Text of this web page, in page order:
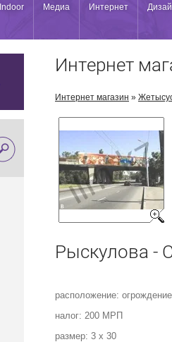
Indoor Медиа Интернет
Интернет
Интернет магазин »
Рыскулова -
расположение:
налог: 200 МРП
размер: 3 х 30